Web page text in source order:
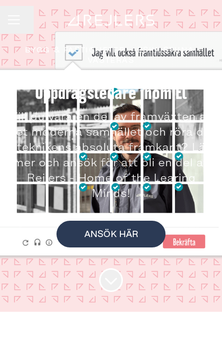
KARRIÄRMENY
Dela sidan
BYGG & FASTIGHETER · ESKILSTUNA,
VÄSTERÅS
Uppdragsledare inom El
Vill du vara en del av framväxten av
det moderna samhället och röra dig
i teknikens absoluta framkant? Läs
mer och ansök för att bli en del av
Rejlers - Home of the Learing
Minds!
ANSÖK HÄR